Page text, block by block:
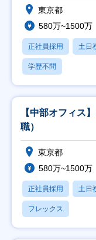
東京都
580万~1500万
正社員採用 土日
学歴不問
【中部オフィス
職）
東京都
580万~1500万
正社員採用 土日
フレックス